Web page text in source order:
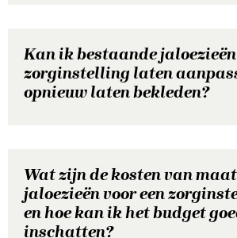
Kan ik bestaande
zorginstelling laten
opnieuw laten bekleden?
Wat zijn de kosten van
jaloezieën voor een
en hoe kan ik het budget
inschatten?